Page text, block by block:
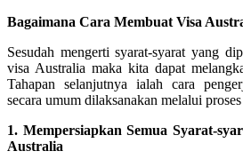
Bagaimana Cara Membuat Visa
Sesudah mengerti syarat-syarat yang
visa Australia maka kita dapat
Tahapan selanjutnya ialah cara
secara umum dilaksanakan melalui
1. Mempersiapkan Semua Syarat-
Australia